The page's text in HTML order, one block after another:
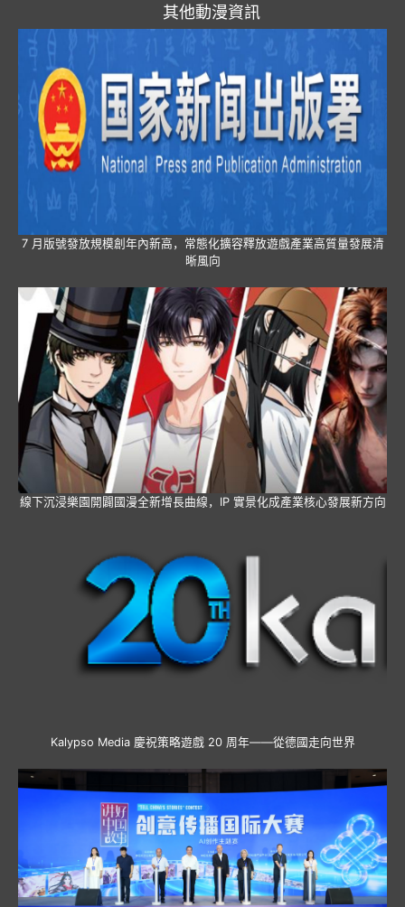
其他動漫資訊
7 月版號發放規模創年內新高，常態化擴容釋放遊戲產業高質量發展清
晰風向
線下沉浸樂園開闢國漫全新增長曲線，IP 實景化成產業核心發展新方向
Kalypso Media 慶祝策略遊戲 20 周年——從德國走向世界